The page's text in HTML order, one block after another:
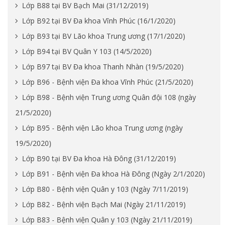
Lớp B88 tại BV Bạch Mai (31/12/2019)
Lớp B92 tại BV Đa khoa Vĩnh Phúc (16/1/2020)
Lớp B93 tại BV Lão khoa Trung ương (17/1/2020)
Lớp B94 tại BV Quân Y 103 (14/5/2020)
Lớp B97 tại BV Đa khoa Thanh Nhàn (19/5/2020)
Lớp B96 - Bệnh viện Đa khoa Vĩnh Phúc (21/5/2020)
Lớp B98 - Bệnh viện Trung ương Quân đội 108 (ngày
21/5/2020)
Lớp B95 - Bệnh viện Lão khoa Trung ương (ngày
19/5/2020)
Lớp B90 tại BV Đa khoa Hà Đông (31/12/2019)
Lớp B91 - Bệnh viện Đa khoa Hà Đông (Ngày 2/1/2020)
Lớp B80 - Bệnh viện Quân y 103 (Ngày 7/11/2019)
Lớp B82 - Bệnh viện Bạch Mai (Ngày 21/11/2019)
Lớp B83 - Bệnh viện Quân y 103 (Ngày 21/11/2019)